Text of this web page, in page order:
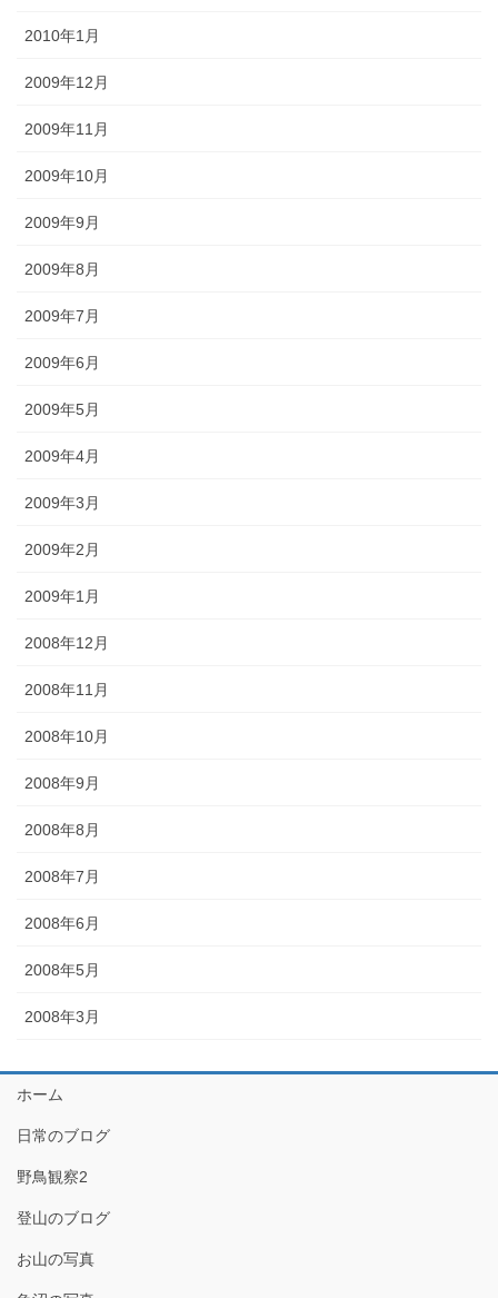
2010年1月
2009年12月
2009年11月
2009年10月
2009年9月
2009年8月
2009年7月
2009年6月
2009年5月
2009年4月
2009年3月
2009年2月
2009年1月
2008年12月
2008年11月
2008年10月
2008年9月
2008年8月
2008年7月
2008年6月
2008年5月
2008年3月
ホーム
日常のブログ
野鳥観察2
登山のブログ
お山の写真